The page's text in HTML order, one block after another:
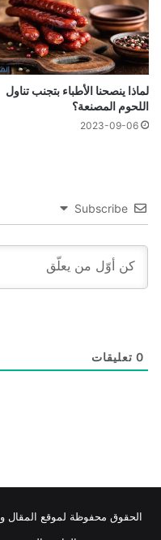
لماذا ينصحنا الأطباء بتجنب تناول
اللحوم المصنعة؟
2023-09-06
Subscribe
0 تعليقات
الحقوق محفوظة لموقع المقال